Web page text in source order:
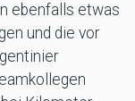
ebenfalls etwas
und die vor